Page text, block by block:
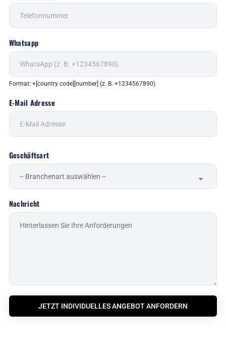
Whatsapp
Format: +[country code][number] (z. B. +1234567890)
E-Mail Adresse
Geschäftsart
Nachricht
JETZT INDIVIDUELLES ANGEBOT ANFORDERN